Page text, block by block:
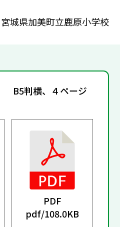
宮城県加美町立鹿原小学校
B5判横、４ページ
PDF
pdf/108.0KB